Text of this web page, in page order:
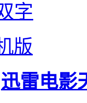
字
版
迅雷电影